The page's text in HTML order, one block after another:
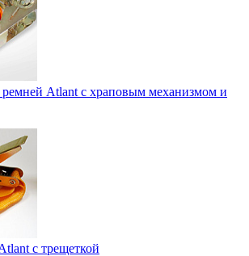
Atlant с храповым механизмом и
с трещеткой